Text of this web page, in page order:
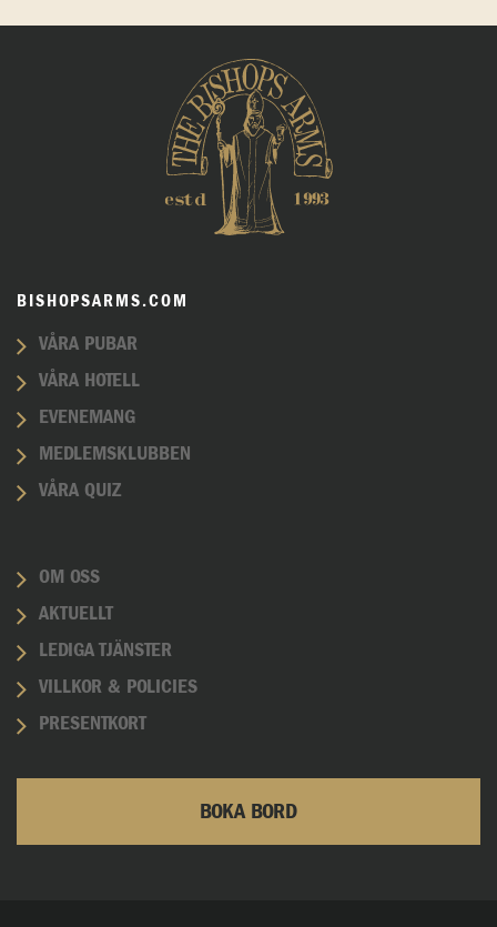
BISHOPSARMS.COM
VÅRA PUBAR
VÅRA HOTELL
EVENEMANG
MEDLEMSKLUBBEN
VÅRA QUIZ
OM OSS
AKTUELLT
LEDIGA TJÄNSTER
VILLKOR & POLICIES
PRESENTKORT
BOKA BORD